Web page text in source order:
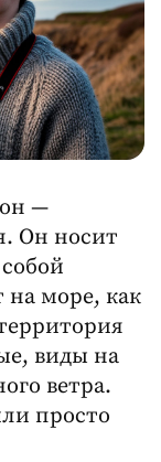
—
Он носит
на море, как
виды на
ветра.
просто